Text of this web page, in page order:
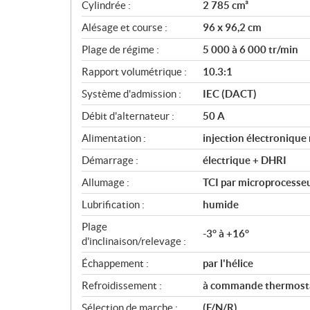
a
t
i
o
n
s
Cylindrée :
2 785 cm³
Alésage et course :
96 x 96,2 cm
Plage de régime :
5 000 à 6 000 tr/min
Rapport volumétrique :
10.3:1
Système d'admission :
IEC (DACT)
Débit d'alternateur :
50 A
Alimentation :
injection
Démarrage :
électrique + DHRI
Allumage :
TCI par
Lubrification :
humide
Plage
d'inclinaison/relevage :
-3° à +16°
Échappement :
par l'hélice
Refroidissement :
à commande
Sélection de marche :
(F/N/R)